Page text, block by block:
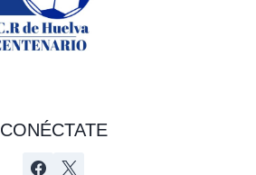
CONÉCTATE